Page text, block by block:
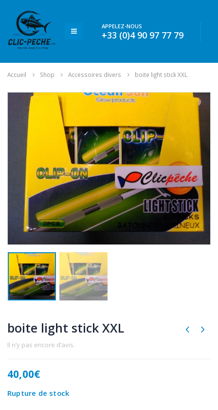
APPELEZ-NOUS
+33 (0)4 90 97 77 79
Accueil Shop Accessoires divers boite light stick XXL
boite light stick XXL
Il n’y pas encore d’avis.
40,00€
Rupture de stock